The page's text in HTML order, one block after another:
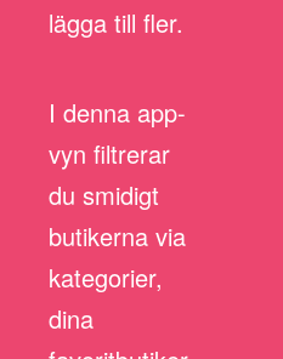
lägga till fler.
I denna app-
vyn filtrerar
du smidigt
butikerna via
kategorier,
dina